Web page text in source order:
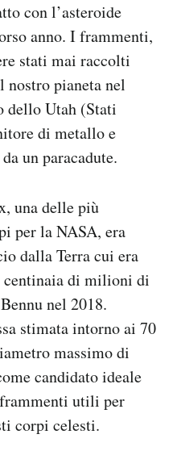
con l’asteroide
anno. I frammenti,
stati mai raccolti
nostro pianeta nel
dello Utah (Stati
di metallo e
un paracadute.
una delle più
per la NASA, era
dalla Terra cui era
centinaia di milioni di
nel 2018.
stimata intorno ai 70
massimo di
candidato ideale
utili per
corpi celesti.